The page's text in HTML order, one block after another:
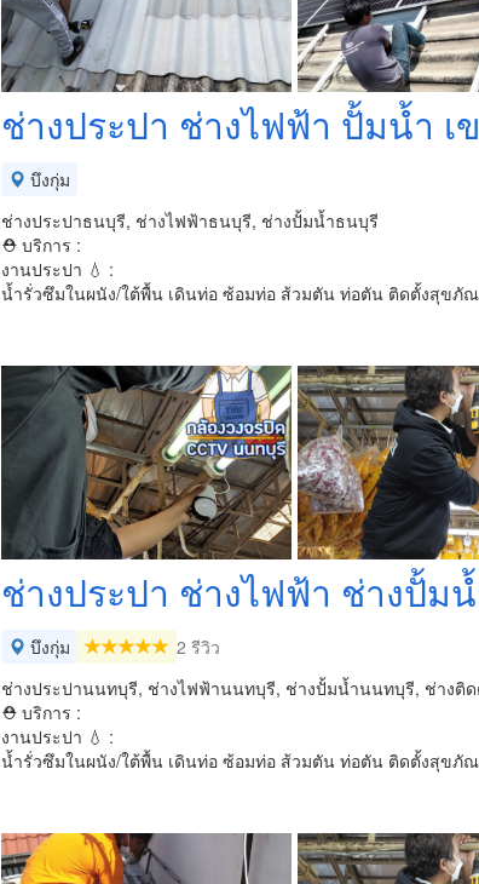
ช่างประปา ช่างไฟฟ้า ปั้มน้ำ เ
บึงกุ่ม
ช่างประปาธนบุรี, ช่างไฟฟ้าธนบุรี, ช่างปั้มน้ำธนบุรี
⛑ บริการ :
งานประปา 💧 :
น้ำรั่วซึมในผนัง/ใต้พื้น เดินท่อ ซ้อมท่อ ส้วมตัน ท่อตัน ติดตั้งสุขภั
ช่างประปา ช่างไฟฟ้า ช่างปั้ม
บึงกุ่ม
2 รีวิว
ช่างประปานนทบุรี, ช่างไฟฟ้านนทบุรี, ช่างปั้มน้ำนนทบุรี, ช่างติ
⛑ บริการ :
งานประปา 💧 :
น้ำรั่วซึมในผนัง/ใต้พื้น เดินท่อ ซ้อมท่อ ส้วมตัน ท่อตัน ติดตั้งสุขภั